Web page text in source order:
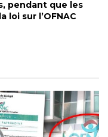
pendant que les
loi sur l’OFNAC